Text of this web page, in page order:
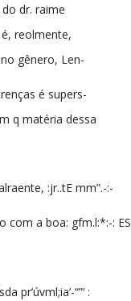
dr. raime
reolmente,
gênero, Len-
é supers-
q matéria dessa
:jr..tE mm”.-:-
com a boa: gfm.l:*:-: ES
pr’úvml;ia’-“”‘ :